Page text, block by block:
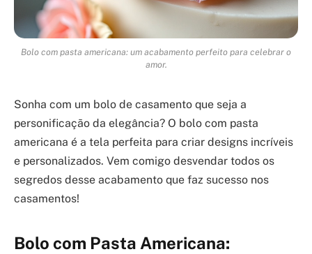
Bolo com pasta americana: um acabamento perfeito para celebrar o
amor.
Sonha com um bolo de casamento que seja a
personificação da elegância? O bolo com pasta
americana é a tela perfeita para criar designs incríveis
e personalizados. Vem comigo desvendar todos os
segredos desse acabamento que faz sucesso nos
casamentos!
Bolo com Pasta Americana: